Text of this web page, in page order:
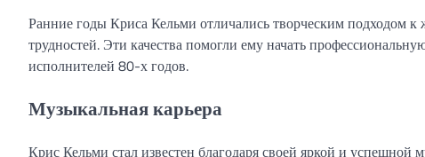
Ранние годы Криса Кельми отличались творческим подходом
трудностей. Эти качества помогли ему начать
исполнителей 80-х годов.
Музыкальная карьера
Крис Кельми стал известен благодаря своей яркой и успешной